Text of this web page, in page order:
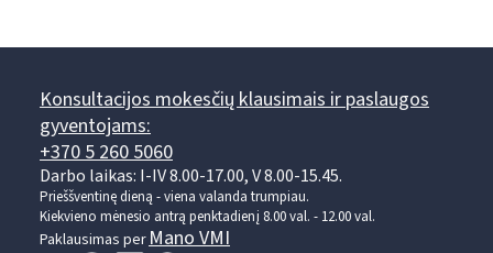
Konsultacijos mokesčių klausimais ir paslaugos
gyventojams:
+370 5 260 5060
Darbo laikas: I-IV 8.00-17.00, V 8.00-15.45.
Prieššventinę dieną - viena valanda trumpiau.
Kiekvieno mėnesio antrą penktadienį 8.00 val. - 12.00 val.
Paklausimas per Mano VMI